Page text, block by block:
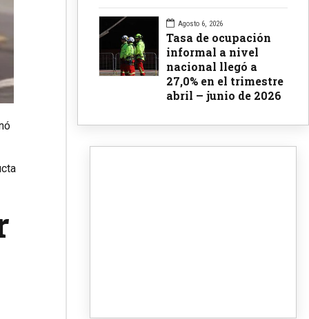
Agosto 6, 2026
Tasa de ocupación
informal a nivel
nacional llegó a
27,0% en el trimestre
abril – junio de 2026